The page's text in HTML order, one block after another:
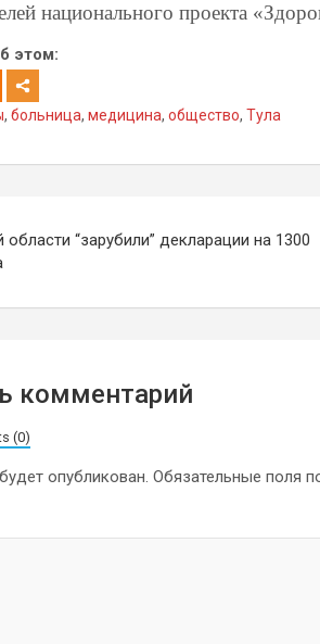
национального проекта
этом:
, больница, медицина, общество, Тула
области “зарубили” декларации на 1300
комментарий
(0)
опубликован. Обязательные поля